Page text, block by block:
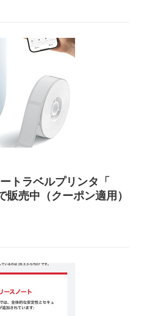
トラベルプリンタ「
販売中（クーポン適用）